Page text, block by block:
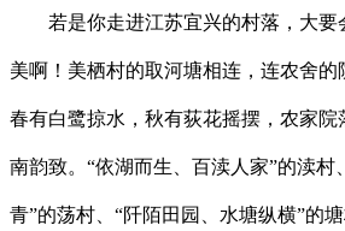
若是你走进江苏宜兴的村落，大要
美啊！美栖村的取河塘相连，连农舍的
春有白鹭掠水，秋有荻花摇摆，农家院
南韵致。“依湖而生、百渎人家”的渎村
青”的荡村、“阡陌田园、水塘纵横”的